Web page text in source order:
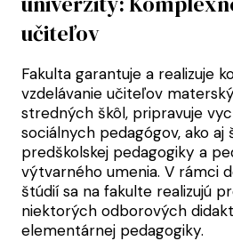
učiteľov
Fakulta garantuje a realizuje
vzdelávanie učiteľov
stredných škôl, pripravuje
sociálnych pedagógov, ako
predškolskej pedagogiky a
výtvarného umenia. V rámci
štúdií sa na fakulte realizujú
niektorých odborových
elementárnej pedagogiky.